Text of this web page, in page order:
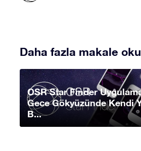
Daha fazla makale oku
OSR Star Finder
Gece Gökyüzünde Kendi
B...